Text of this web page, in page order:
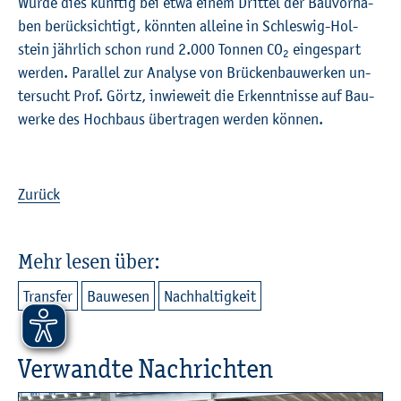
ben be­rück­sich­tigt, könn­ten al­lei­ne in Schles­wig-Hol­
stein jähr­lich schon rund 2.000 Ton­nen CO2 ein­ge­spart
wer­den. Par­al­lel zur Ana­ly­se von Brü­cken­bau­wer­ken un­
ter­sucht Prof. Görtz, in­wie­weit die Er­kennt­nis­se auf Bau­
wer­ke des Hoch­baus über­tra­gen wer­den kön­nen.
Zu­rück
Mehr lesen über:
Trans­fer Bau­we­sen Nach­hal­tig­keit
Ver­wand­te Nach­rich­ten